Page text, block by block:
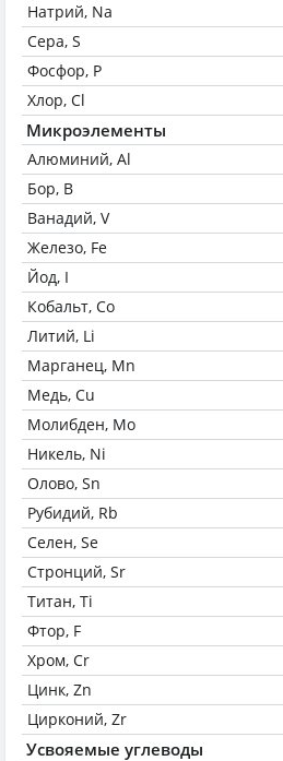
Натрий, Na
Сера, S
Фосфор, P
Хлор, Cl
Микроэлементы
Алюминий, Al
Бор, B
Ванадий, V
Железо, Fe
Йод, I
Кобальт, Co
Литий, Li
Марганец, Mn
Медь, Cu
Молибден, Mo
Никель, Ni
Олово, Sn
Рубидий, Rb
Селен, Se
Стронций, Sr
Титан, Ti
Фтор, F
Хром, Cr
Цинк, Zn
Цирконий, Zr
Усвояемые углеводы